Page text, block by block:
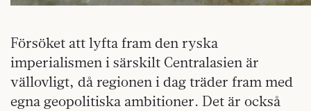
Försöket att lyfta fram den ryska
imperialismen i särskilt Centralasien är
vällovligt, då regionen i dag träder fram med
egna geopolitiska ambitioner. Det är också